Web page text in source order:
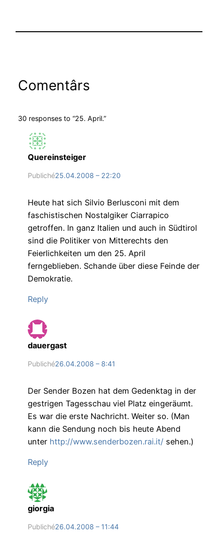
Comentârs
30 responses to “25. April.”
Quereinsteiger
Publiché25.04.2008 – 22:20
Heute hat sich Silvio Berlusconi mit dem
faschistischen Nostalgiker Ciarrapico
getroffen. In ganz Italien und auch in Südtirol
sind die Politiker von Mitterechts den
Feierlichkeiten um den 25. April
ferngeblieben. Schande über diese Feinde der
Demokratie.
Reply
dauergast
Publiché26.04.2008 – 8:41
Der Sender Bozen hat dem Gedenktag in der
gestrigen Tagesschau viel Platz eingeräumt.
Es war die erste Nachricht. Weiter so. (Man
kann die Sendung noch bis heute Abend
unter http://www.senderbozen.rai.it/sehen.)
Reply
giorgia
Publiché26.04.2008 – 11:44